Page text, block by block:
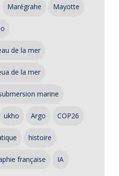
Marégrahe Mayotte
de la mer
de la mer
marine
ukho Argo COP26
histoire
française IA